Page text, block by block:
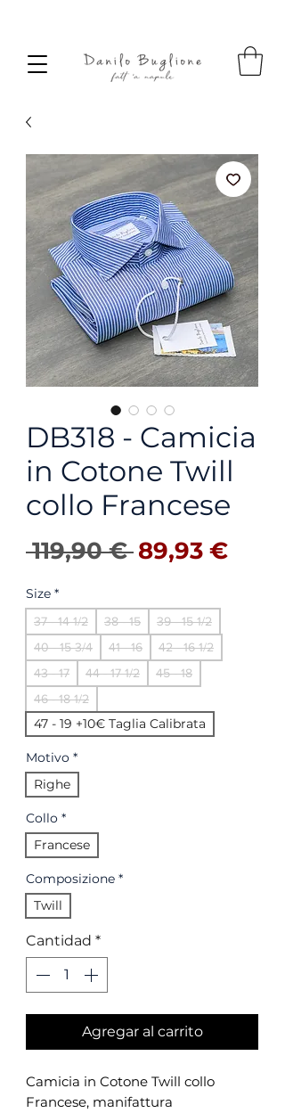
DB318 - Camicia
in Cotone Twill
collo Francese
119,90 € Precio
89,93 €
Size *
37 - 14 1/2 38 - 15
39 - 15 1/2
40 - 15 3/4
41 - 16
42 - 16 1/2
43 - 17
44 - 17 1/2
45 - 18
46 - 18 1/2
47 - 19 +10€ Taglia Calibrata
Motivo *
Righe
Collo *
Francese
Composizione *
Twill
Cantidad *
Agregar al carrito
Camicia in Cotone Twill collo
Francese, manifattura